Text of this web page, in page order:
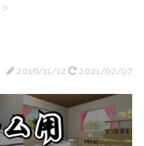
>
2016/11/12 2021/02/07